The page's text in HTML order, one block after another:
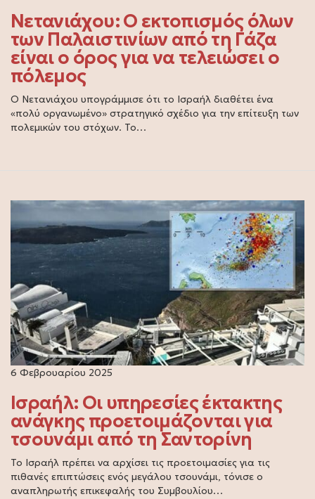
Νετανιάχου: Ο εκτοπισμός όλων
των Παλαιστινίων από τη Γάζα
είναι ο όρος για να τελειώσει ο
πόλεμος
Ο Νετανιάχου υπογράμμισε ότι το Ισραήλ διαθέτει ένα
«πολύ οργανωμένο» στρατηγικό σχέδιο για την επίτευξη των
πολεμικών του στόχων. Το…
6 Φεβρουαρίου 2025
Ισραήλ: Οι υπηρεσίες έκτακτης
ανάγκης προετοιμάζονται για
τσουνάμι από τη Σαντορίνη
Το Ισραήλ πρέπει να αρχίσει τις προετοιμασίες για τις
πιθανές επιπτώσεις ενός μεγάλου τσουνάμι, τόνισε ο
αναπληρωτής επικεφαλής του Συμβουλίου…